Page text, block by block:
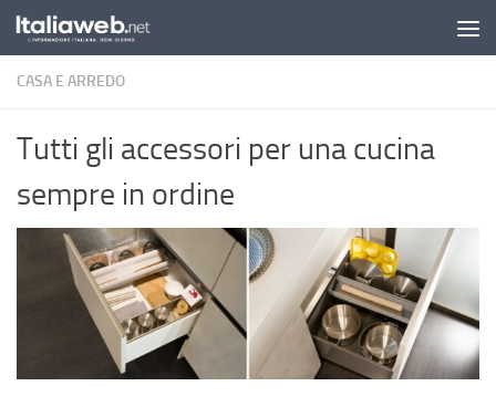
Sotto il contenuto
CASA E ARREDO
Tutti gli accessori per una cucina
sempre in ordine